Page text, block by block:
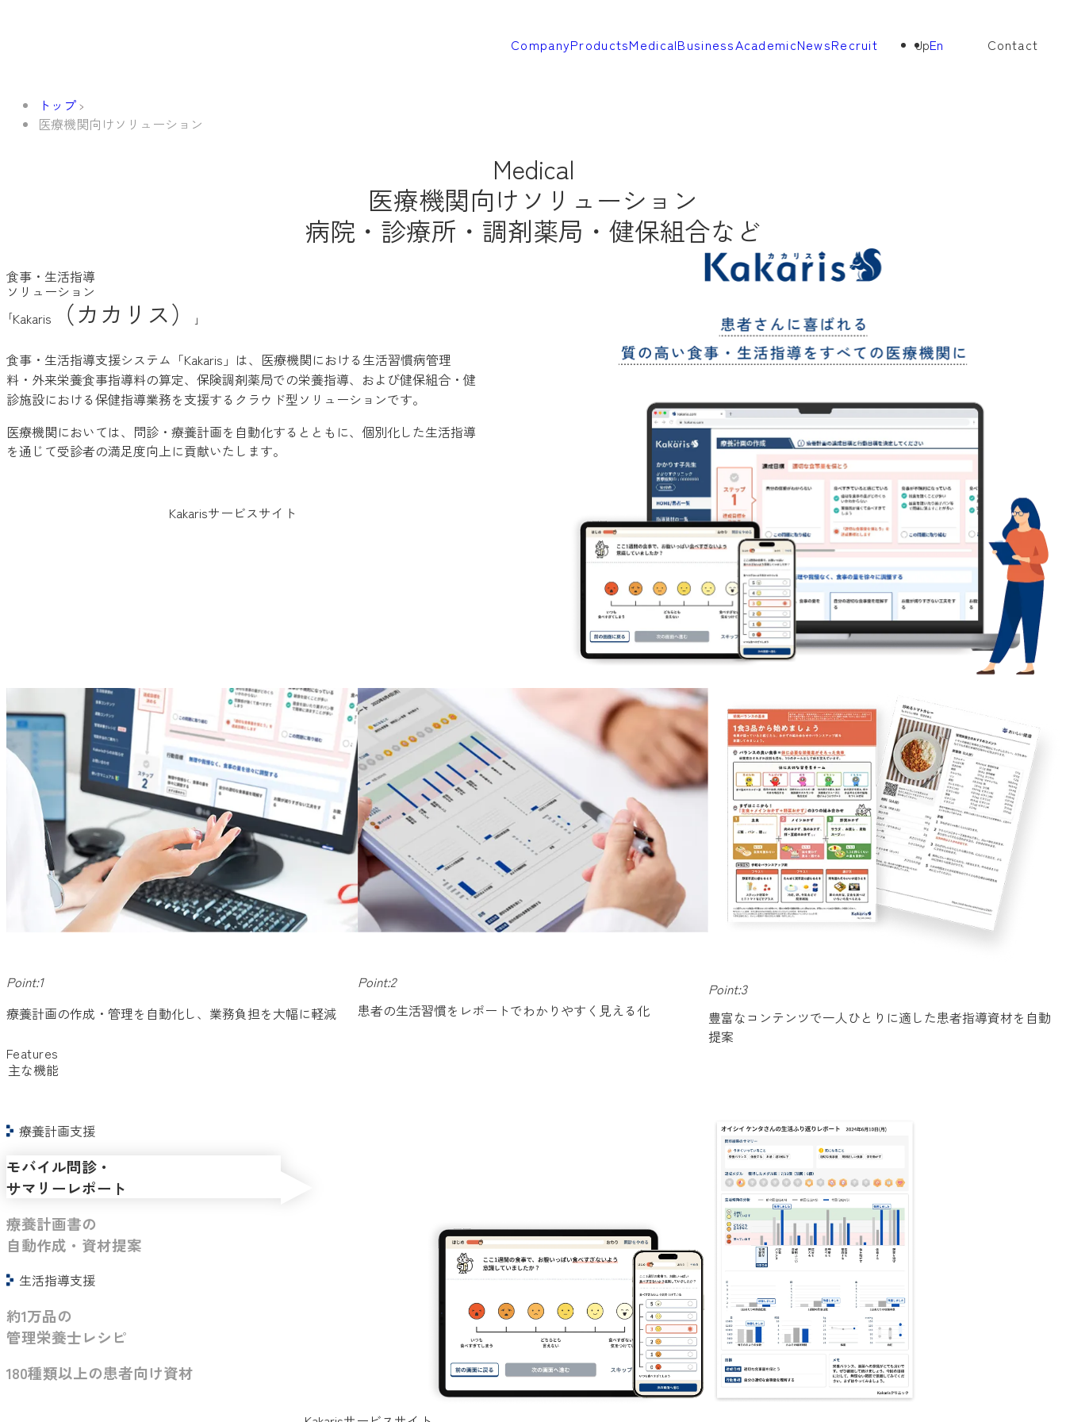
CompanyProductsMedicalBusinessAcademicNewsRecruit JpEn Contact
トップ
医療機関向けソリューション
Medical
医療機関向け ソリューション
病院・診療所・ 調剤薬局・健保組合など
食事 ・ 生活指導
ソリューション
｢Kakaris
（カカリス） ｣
食事・生活指導支援システム「Kakaris」は、医療機関における生活習慣病管理
料・外来栄養食事指導料の算定、保険調剤薬局での栄養指導、および健保組合・健
診施設における保健指導業務を支援するクラウド型ソリューションです。
医療機関においては、問診・療養計画を自動化するとともに、個別化した生活指導
を通じて受診者の満足度向上に貢献いたします。
Kakarisサービスサイト
Point:1
療養計画の作成・管理を自動化し、業務負担を大幅に軽減
Point:2
患者の生活習慣をレポートでわかりやすく見える化
Point:3
豊富なコンテンツで一人ひとりに適した患者指導資材を自動
提案
Features
主な機能
療養計画支援
モバイル問診・
サマリーレポート
療養計画書の
自動作成・資材提案
生活指導支援
約1万品の
管理栄養士レシピ
180種類以上の患者向け資材